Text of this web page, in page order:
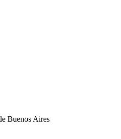
Buenos Aires